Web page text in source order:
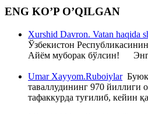
ENG KO’P O’QILGAN
Xurshid Davron. Vatan haqida
Ўзбекистон
Айём муборак бўлсин! Энг
Umar Xayyom.RuboiylarБуюк
таваллудининг 970 йиллиги
тафаккурда туғилиб, кейин